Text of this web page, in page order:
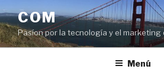
al
contenido
COM
Pasíon por la tecnología y el marketing
Menú